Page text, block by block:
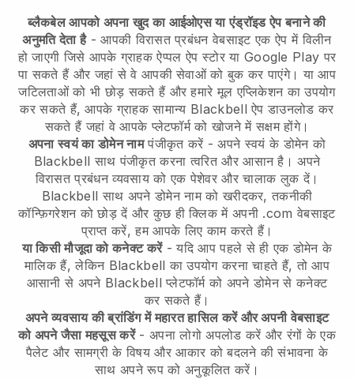
ब्लैकबेल आपको अपना खुद का आईओएस या एंड्रॉइड ऐप बनाने की
अनुमति देता है-आपकी विरासत प्रबंधन वेबसाइट एक ऐप में विलीन
हो जाएगी जिसे आपके ग्राहक ऐप्पल ऐप स्टोर या Google Play पर
पा सकते हैं और जहां से वे आपकी सेवाओं को बुक कर पाएंगे। या आप
जटिलताओं को भी छोड़ सकते हैं और हमारे मूल एप्लिकेशन का उपयोग
कर सकते हैं, आपके ग्राहक सामान्य Blackbell ऐप डाउनलोड कर
सकते हैं जहां वे आपके प्लेटफॉर्म को खोजने में सक्षम होंगे।
अपना स्वयं का डोमेन नामपंजीकृत करें - अपने स्वयं के डोमेन को
Blackbell साथ पंजीकृत करना त्वरित और आसान है।अपने
विरासत प्रबंधन व्यवसाय को एक पेशेवर और चालाक लुक दें।
Blackbell साथ अपने डोमेन नाम को खरीदकर, तकनीकी
कॉन्फ़िगरेशन को छोड़ दें और कुछ ही क्लिक में अपनी .com वेबसाइट
प्राप्त करें, हम आपके लिए काम करते हैं।
या किसी मौजूदा को कनेक्ट करें- यदि आप पहले से ही एक डोमेन के
मालिक हैं, लेकिन Blackbell का उपयोग करना चाहते हैं, तो आप
आसानी से अपने Blackbell प्लेटफॉर्म को अपने डोमेन से कनेक्ट
कर सकते हैं।
अपने व्यवसाय की ब्रांडिंग में महारत हासिल करें और अपनी वेबसाइट
को अपने जैसा महसूस करें- अपना लोगो अपलोड करें और रंगों के एक
पैलेट और सामग्री के विषय और आकार को बदलने की संभावना के
साथ अपने रूप को अनुकूलित करें।